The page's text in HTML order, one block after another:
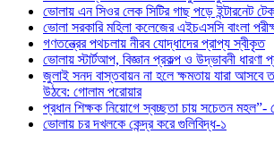
ভোলায় এন সিওর লেক সিটির গাছ পড়ে ইন্টারনেট
ভোলা সরকারি মহিলা কলেজের এইচএসসি বাংলা
গণতন্ত্রের পথচলায় নীরব যোদ্ধাদের প্রাপ্য স্বীকৃত
ভোলায় স্টার্টআপ, বিজ্ঞান প্রকল্প ও উদ্ভাবনী ধারণা
জুলাই সনদ বাস্তবায়ন না হলে ক্ষমতায় যারা আসবে
উঠবে: গোলাম পরোয়ার
প্রধান শিক্ষক নিয়োগে স্বচ্ছতা চায় সচেতন
ভোলায় চর দখলকে কেন্দ্র করে গুলিবিদ্ধ-১